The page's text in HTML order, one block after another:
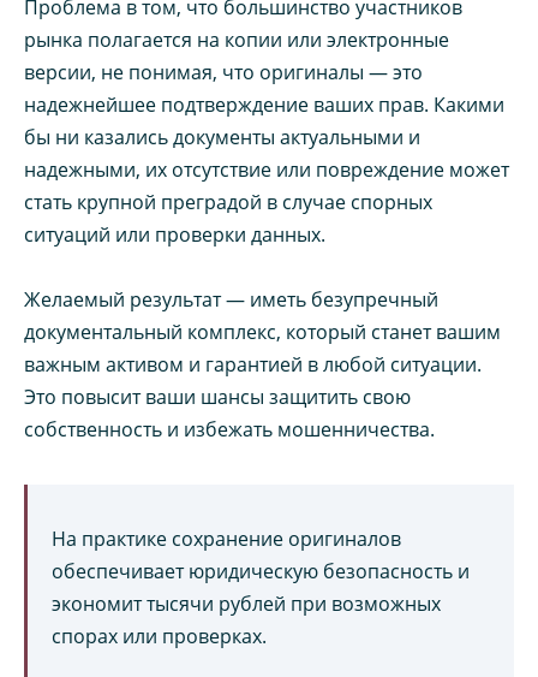
Проблема в том, что большинство участников
рынка полагается на копии или электронные
версии, не понимая, что оригиналы — это
надежнейшее подтверждение ваших прав. Какими
бы ни казались документы актуальными и
надежными, их отсутствие или повреждение может
стать крупной преградой в случае спорных
ситуаций или проверки данных.
Желаемый результат — иметь безупречный
документальный комплекс, который станет вашим
важным активом и гарантией в любой ситуации.
Это повысит ваши шансы защитить свою
собственность и избежать мошенничества.
На практике сохранение оригиналов
обеспечивает юридическую безопасность и
экономит тысячи рублей при возможных
спорах или проверках.